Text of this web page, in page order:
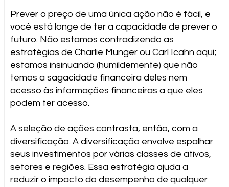
Prever o preço de uma única ação não é fácil, e
você está longe de ter a capacidade de prever o
futuro. Não estamos contradizendo as
estratégias de Charlie Munger ou Carl Icahn aqui;
estamos insinuando (humildemente) que não
temos a sagacidade financeira deles nem
acesso às informações financeiras a que eles
podem ter acesso.
A seleção de ações contrasta, então, com a
diversificação. A diversificação envolve espalhar
seus investimentos por várias classes de ativos,
setores e regiões. Essa estratégia ajuda a
reduzir o impacto do desempenho de qualquer